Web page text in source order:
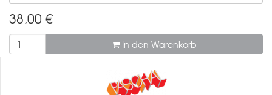
38,00 €
In den Warenkorb